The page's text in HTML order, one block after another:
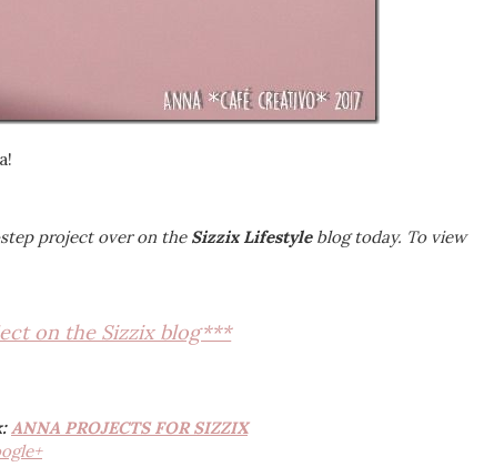
project over on the Sizzix Lifestyleblog today. To view
on the Sizzix blog***
ANNA PROJECTS FOR SIZZIX